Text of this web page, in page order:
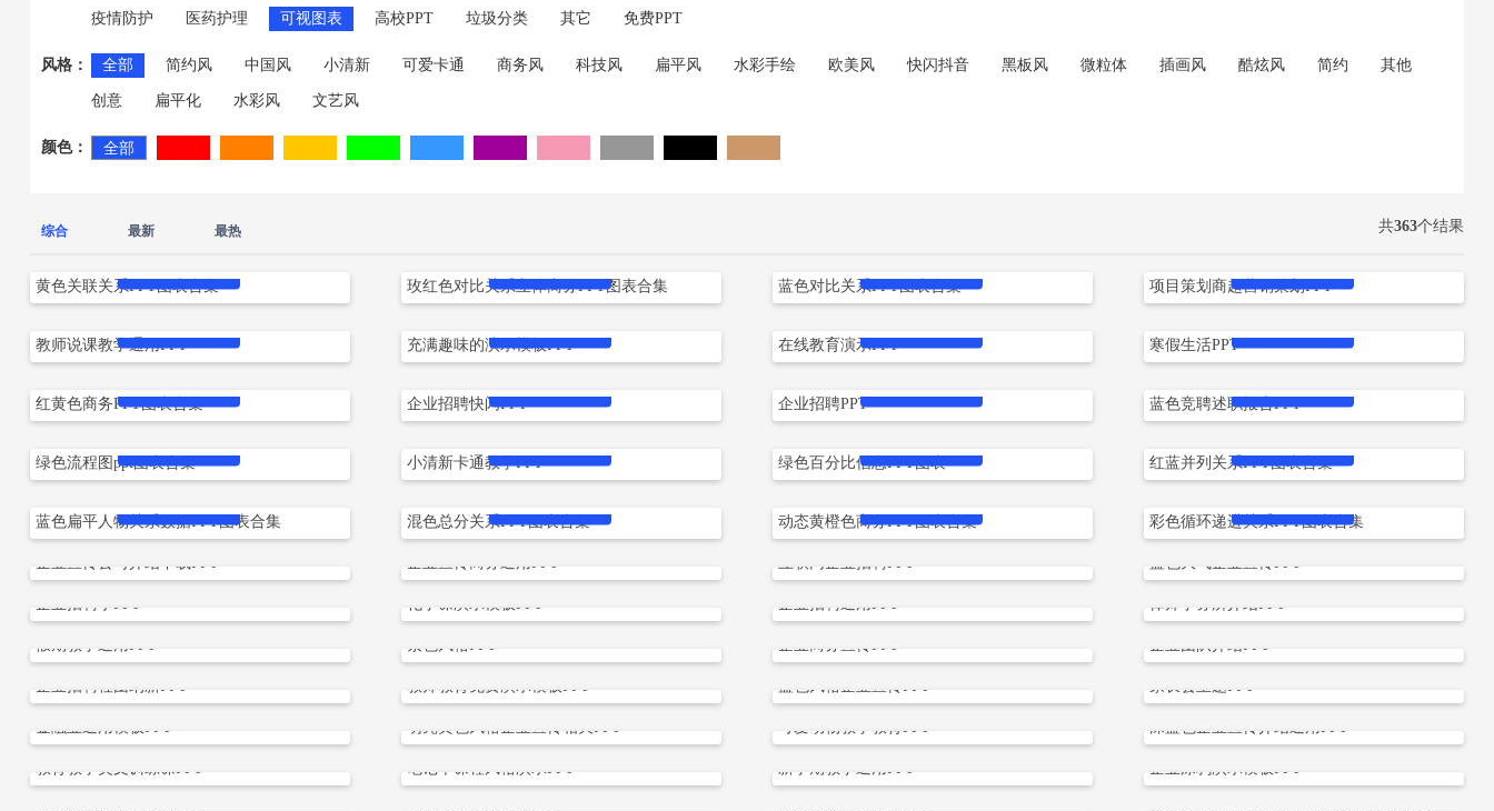
疫情防护 医药护理 可视图表 高校PPT 垃圾分类 其它 免费PPT
风格： 全部 简约风 中国风 小清新 可爱卡通 商务风 科技风 扁平风 水彩手绘 欧美风 快闪抖音 黑板风 微粒体 插画风 酷炫风 简约 其他
创意 扁平化 水彩风 文艺风
颜色： 全部
综合 最新 最热 共363个结果
黄色关联关系PPT图表合集
玫红色对比关系立体商务PPT图表合集
蓝色对比关系PPT图表合集
项目策划商超营销策划PPT
教师说课教学通用PPT
充满趣味的演示模板PPT
在线教育演示PPT
寒假生活PPT
红黄色商务PPT图表合集
企业招聘快闪PPT
企业招聘PPT
蓝色竞聘述职报告PPT
绿色流程图ppt图表合集
小清新卡通教学PPT
绿色百分比信息PPT图表
红蓝并列关系PPT图表合集
蓝色扁平人物关系数据PPT图表合集
混色总分关系PPT图表合集
动态黄橙色商务PPT图表合集
彩色循环递进关系PPT图表合集
立即下载
企业宣传公司介绍下载PPT
立即下载
企业宣传商务通用PPT
立即下载
互联网企业招聘PPT
立即下载
蓝色大气企业宣传PPT
企业招聘季PPT
立即下载
化学课演示模板PPT
立即下载
企业招聘通用PPT
立即下载
律师事务所介绍PPT
立即下载
假期教学通用PPT 紫色风格PPT
立即下载
企业商务宣传PPT
立即下载
企业团队介绍PPT
立即下载
企业招聘社团纳新PPT
立即下载
教师教育免费演示模板PPT
立即下载
蓝色风格企业宣传PPT 家长会主题PPT
立即下载
金融业通用模板PPT
立即下载
明亮黄色风格企业宣传相关PPT
立即下载
可爱动物教学教育PPT
立即下载
深蓝色企业宣传介绍通用PPT
立即下载
教育教学英文训练课PPT
立即下载
笔记本课程风格演示PPT
立即下载
新学期教学通用PPT
立即下载
企业涂鸦演示模板PPT